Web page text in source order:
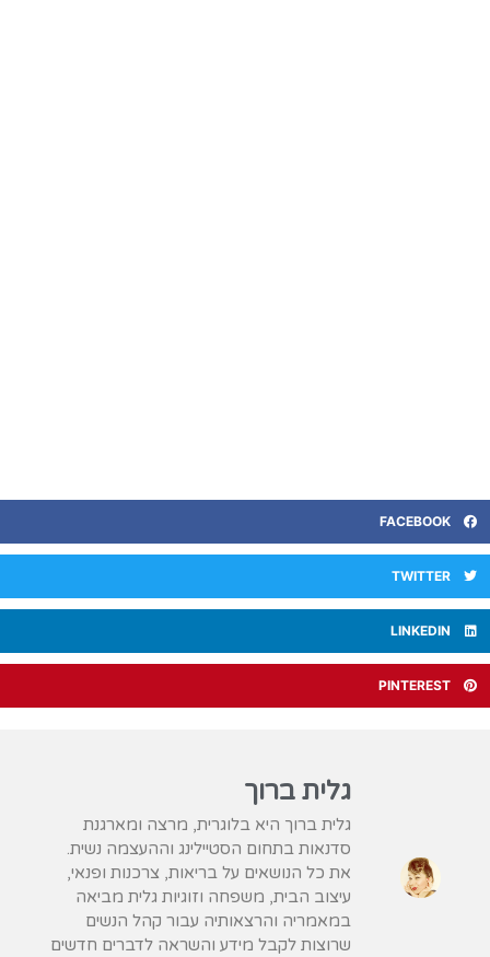
FACEBOOK
TWITTER
LINKEDIN
PINTEREST
גלית ברוך
גלית ברוך היא בלוגרית, מרצה ומארגנת
סדנאות בתחום הסטיילינג וההעצמה נשית.
את כל הנושאים על בריאות, צרכנות ופנאי,
עיצוב הבית, משפחה וזוגיות גלית מביאה
במאמריה והרצאותיה עבור קהל הנשים
שרוצות לקבל מידע והשראה לדברים חדשים